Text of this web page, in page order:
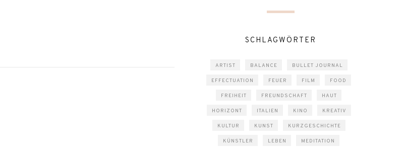
SCHLAGWÖRTER
ARTIST BALANCE BULLET JOURNAL
EFFECTUATION FEUER FILM FOOD
FREIHEIT FREUNDSCHAFT HAUT
HORIZONT ITALIEN KINO KREATIV
KULTUR KUNST KURZGESCHICHTE
KÜNSTLER LEBEN MEDITATION